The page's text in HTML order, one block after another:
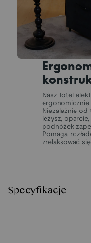
Nasz fotel
ergonomicznie
Niezależnie od
leżysz,
podnóżek
Pomaga
zrelaksować
Specyfikacje